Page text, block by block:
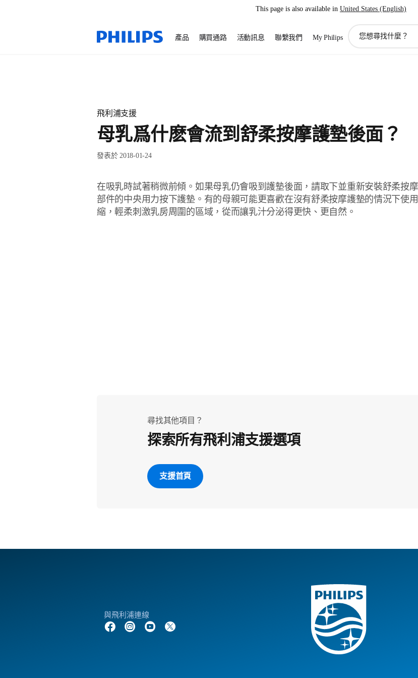
This page is also available in United States (English)
產品 購買通路 活動訊息 聯繫我們 My Philips
飛利浦支援
母乳爲什麽會流到舒柔按摩護墊後面？
發表於 2018-01-24
在吸乳時試著稍微前傾。如果母乳仍會吸到護墊後面，請取下並重新安裝舒柔按
部件的中央用力按下護墊。有的母親可能更喜歡在沒有舒柔按摩護墊的情況下使
縮，輕柔刺激乳房周圍的區域，從而讓乳汁分泌得更快、更自然。
尋找其他項目？
探索所有飛利浦支援選項
支援首頁
與飛利浦連線